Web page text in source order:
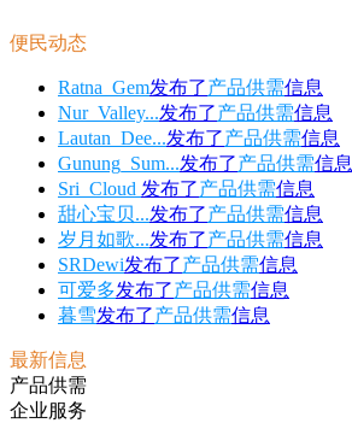
便民动态
Ratna_Gem发布了产品供需信息
Nur_Valley...发布了产品供需信息
Lautan_Dee...发布了产品供需信息
Gunung_Sum...发布了产品供需信息
Sri_Cloud 发布了产品供需信息
甜心宝贝...发布了产品供需信息
岁月如歌...发布了产品供需信息
SRDewi发布了产品供需信息
可爱多发布了产品供需信息
暮雪发布了产品供需信息
最新信息
产品供需
企业服务